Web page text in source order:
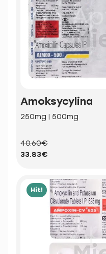
Amoksycylina
250mg | 500mg
40.60€
33.83€
Hit!